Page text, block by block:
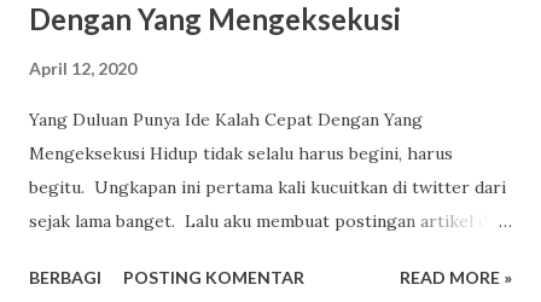
Dengan Yang Mengeksekusi
April 12, 2020
Yang Duluan Punya Ide Kalah Cepat Dengan Yang
Mengeksekusi Hidup tidak selalu harus begini, harus
begitu. Ungkapan ini pertama kali kucuitkan di twitter dari
sejak lama banget. Lalu aku membuat postingan artikel di
ang maman dan gus nadir mulai bikin buku hidup kadang
BERBAGI POSTING KOMENTAR READ MORE »